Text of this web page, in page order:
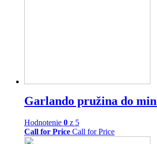
Garlando pružina do
Hodnotenie 0 z 5
Call for Price Call for Price